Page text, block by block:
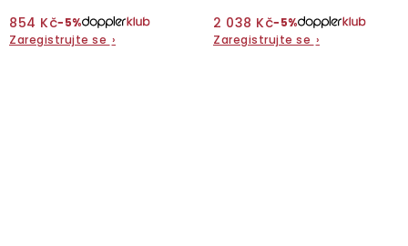
854 Kč−5%
Zaregistrujte se ›
2 038 Kč−5%
Zaregistrujte se ›